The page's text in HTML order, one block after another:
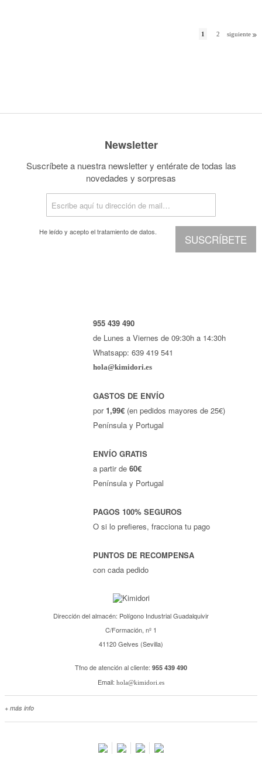
1 2 siguiente
Newsletter
Suscríbete a nuestra newsletter y entérate de todas las
novedades y sorpresas
SUSCRÍBETE
He leído y acepto eltratamiento de datos.
955 439 490
de Lunes a Viernes de 09:30h a 14:30h
Whatsapp: 639 419 541
hola@kimidori.es
GASTOS DE ENVÍO
por 1,99€ (en pedidos mayores de 25€)
Península y Portugal
ENVÍO GRATIS
a partir de60€
Península y Portugal
PAGOS 100% SEGUROS
O si lo prefieres, fracciona tu pago
PUNTOS DE RECOMPENSA
con cada pedido
Dirección del almacén: Polígono Industrial Guadalquivir
C/Formación, nº 1
41120 Gelves (Sevilla)
Tfno de atención al cliente: 955 439 490
Email: hola@kimidori.es
+ más info